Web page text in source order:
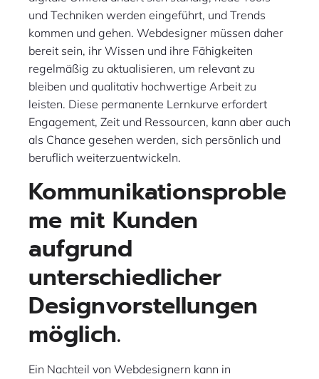
und Techniken werden eingeführt, und Trends
kommen und gehen. Webdesigner müssen daher
bereit sein, ihr Wissen und ihre Fähigkeiten
regelmäßig zu aktualisieren, um relevant zu
bleiben und qualitativ hochwertige Arbeit zu
leisten. Diese permanente Lernkurve erfordert
Engagement, Zeit und Ressourcen, kann aber auch
als Chance gesehen werden, sich persönlich und
beruflich weiterzuentwickeln.
Kommunikationsproble
me mit Kunden
aufgrund
unterschiedlicher
Designvorstellungen
möglich.
Ein Nachteil von Webdesignern kann in